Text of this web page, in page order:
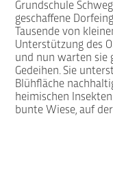
Grundschule
geschaffene
Tausende von
Unterstützung des
und nun warten sie
Gedeihen. Sie
Blühfläche
heimischen
bunte Wiese, auf